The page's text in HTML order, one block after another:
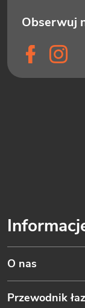
O nas
Przewodnik